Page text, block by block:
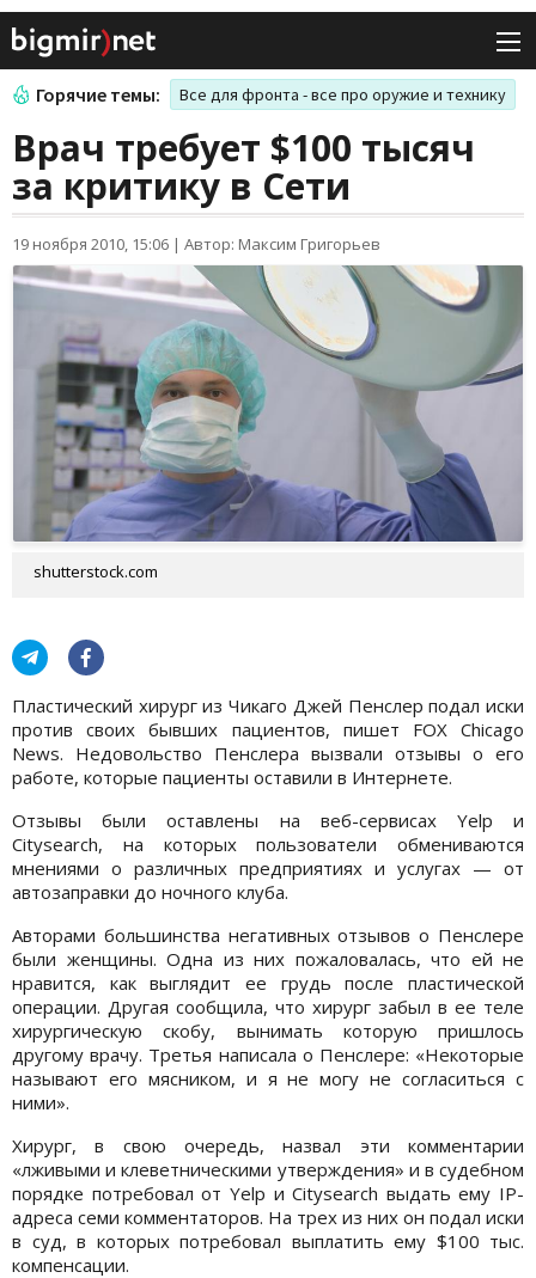
Горячие темы: Все для фронта - все про оружие и технику
Врач требует $100 тысяч
за критику в Сети
19 ноября 2010, 15:06 | Автор: Максим Григорьев
shutterstock.com
Пластический хирург из Чикаго Джей Пенслер подал иски
против своих бывших пациентов, пишет FOX Chicago
News. Недовольство Пенслера вызвали отзывы о его
работе, которые пациенты оставили в Интернете.
Отзывы были оставлены на веб-сервисах Yelp и
Citysearch, на которых пользователи обмениваются
мнениями о различных предприятиях и услугах — от
автозаправки до ночного клуба.
Авторами большинства негативных отзывов о Пенслере
были женщины. Одна из них пожаловалась, что ей не
нравится, как выглядит ее грудь после пластической
операции. Другая сообщила, что хирург забыл в ее теле
хирургическую скобу, вынимать которую пришлось
другому врачу. Третья написала о Пенслере: «Некоторые
называют его мясником, и я не могу не согласиться с
ними».
Хирург, в свою очередь, назвал эти комментарии
«лживыми и клеветническими утверждения» и в судебном
порядке потребовал от Yelp и Citysearch выдать ему IP-
адреса семи комментаторов. На трех из них он подал иски
в суд, в которых потребовал выплатить ему $100 тыс.
компенсации.